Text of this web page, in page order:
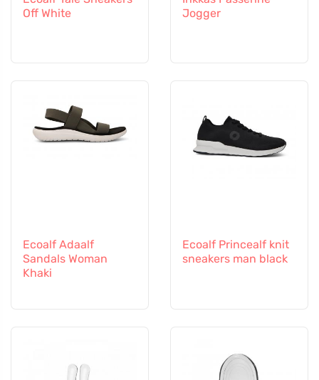
Off White
Jogger
Ecoalf Adaalf
Sandals Woman
Khaki
Ecoalf Princealf knit
sneakers man black